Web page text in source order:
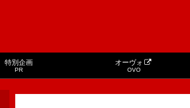
特別企画
PR
オーヴォ
OVO